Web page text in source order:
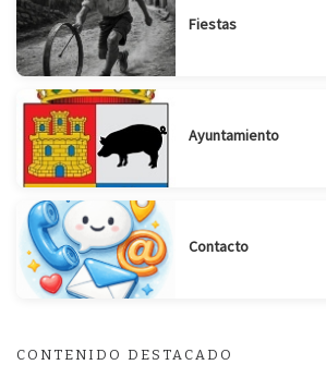
Fiestas
Ayuntamiento
Contacto
CONTENIDO DESTACADO